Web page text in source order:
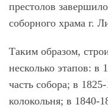
престолов
соборного храма г.
Таким образом,
несколько этапов: в
часть собора; в
колокольня; в 1840-